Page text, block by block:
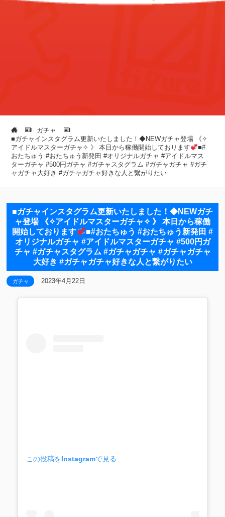
ガチャ
■ガチャインスタグラム更新いたしました！◆NEWガチャ登場⁡ 《⁡✧︎
アイドルマスターガチャ✧︎⁡ 》⁡⁡ 本日から稼働開始しております
⁡■⁡#
おたちゅう #おたちゅう新発田 #オリジナルガチャ #アイドルマス
ターガチャ #500円ガチャ #ガチャスタグラム #ガチャガチャ #ガチ
ャガチャ大好き #ガチャガチャ好きな人と繋がりたい
■ガチャインスタグラム更新いたしました！◆NEWガチ
ャ登場⁡ 《⁡✧︎アイドルマスターガチャ✧︎⁡ 》⁡⁡ 本日から稼働
開始しております
⁡■⁡#おたちゅう #おたちゅう新発田 #
オリジナルガチャ #アイドルマスターガチャ #500円ガ
チャ #ガチャスタグラム #ガチャガチャ #ガチャガチャ
大好き #ガチャガチャ好きな人と繋がりたい
ガチャ 2023年4月22日
この投稿をInstagramで見る